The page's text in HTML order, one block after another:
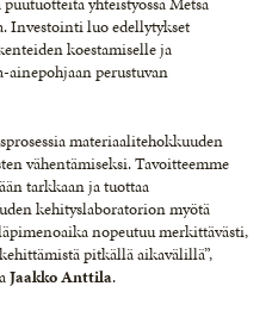
Investointi luo edellytykset
koestamiselle ja
ainepohjaan perustuvan
materiaalitehokkuuden
vähentämiseksi. Tavoitteemme
tarkkaan ja tuottaa
kehityslaboratorion myötä
nopeutuu merkittävästi,
pitkällä aikavälillä”,
Jaakko Anttila.